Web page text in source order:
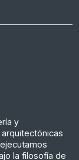
y
la filosofía de